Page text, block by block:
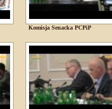
Komisja Senacka PCPiP